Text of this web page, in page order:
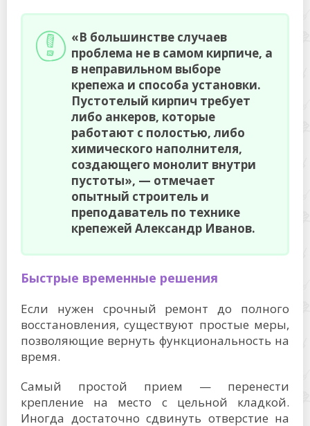
«В большинстве случаев
проблема не в самом кирпиче, а
в неправильном выборе
крепежа и способа установки.
Пустотелый кирпич требует
либо анкеров, которые
работают с полостью, либо
химического наполнителя,
создающего монолит внутри
пустоты», — отмечает
опытный строитель и
преподаватель по технике
крепежей Александр Иванов.
Быстрые временные решения
Если нужен срочный ремонт до полного
восстановления, существуют простые меры,
позволяющие вернуть функциональность на
время.
Самый простой прием — перенести
крепление на место с цельной кладкой.
Иногда достаточно сдвинуть отверстие на